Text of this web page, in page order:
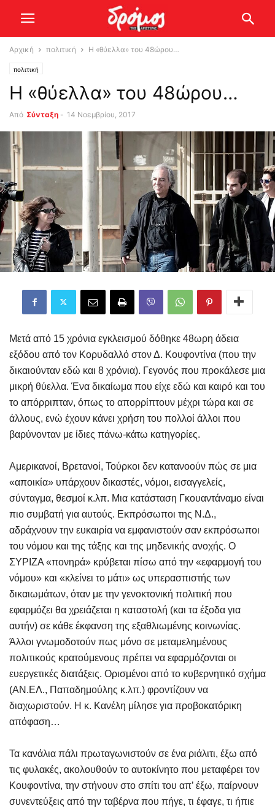
Αρχική πολιτική Η «θύελλα» του 48ώρου…
πολιτική
Η «θύελλα» του 48ώρου…
Από Σύνταξη - 14 Νοεμβρίου, 2017
Μετά από 15 χρόνια εγκλεισμού δόθηκε 48ωρη άδεια
εξόδου από τον Κορυδαλλό στον Δ. Κουφοντίνα (που την
δικαιούνταν εδώ και 8 χρόνια). Γεγονός που προκάλεσε μια
μικρή θύελλα. Ένα δικαίωμα που είχε εδώ και καιρό και του
το απόρριπταν, όπως το απορρίπτουν μέχρι τώρα και σε
άλλους, ενώ έχουν κάνει χρήση του πολλοί άλλοι που
βαρύνονταν με ίδιες πάνω-κάτω κατηγορίες.
Αμερικανοί, Βρετανοί, Τούρκοι δεν κατανοούν πώς σε μια
«αποικία» υπάρχουν δικαστές, νόμοι, εισαγγελείς,
σύνταγμα, θεσμοί κ.λπ. Μια κατάσταση Γκουαντάναμο είναι
πιο συμβατή για αυτούς. Εκπρόσωποι της Ν.Δ.,
αδράχνουν την ευκαιρία να εμφανιστούν σαν εκπρόσωποι
του νόμου και της τάξης και της μηδενικής ανοχής. Ο
ΣΥΡΙΖΑ «πονηρά» κρύβεται πίσω από την «εφαρμογή του
νόμου» και «κλείνει το μάτι» ως υπερασπιστής των
δικαιωμάτων, όταν με την γενοκτονική πολιτική που
εφαρμόζει θα χρειάζεται η καταστολή (και τα έξοδα για
αυτήν) σε κάθε έκφανση της εξαθλιωμένης κοινωνίας.
Άλλοι γνωμοδοτούν πως μόνο σε μεταμελημένους
πολιτικούς κρατούμενους πρέπει να εφαρμόζονται οι
ευεργετικές διατάξεις. Ορισμένοι από το κυβερνητικό σχήμα
(ΑΝ.ΕΛ., Παπαδημούλης κ.λπ.) φροντίζουν να
διαχωριστούν. Η κ. Κανέλη μίλησε για προβοκατόρικη
απόφαση…
Τα κανάλια πάλι πρωταγωνιστούν σε ένα ριάλιτι, έξω από
τις φυλακές, ακολουθούν το αυτοκίνητο που μεταφέρει τον
Κουφοντίνα, την στήνουν στο σπίτι του απ’ έξω, παίρνουν
συνεντεύξεις από την ταβέρνα που πήγε, τι έφαγε, τι ήπιε